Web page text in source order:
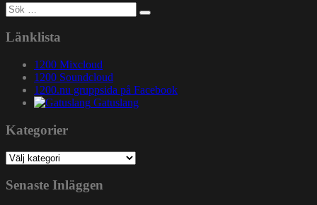
Sök
efter:
Länklista
1200 Mixcloud
1200 Soundcloud
1200.nu gruppsida på Facebook
Gatuslang
Kategorier
Kategorier
Senaste Inläggen